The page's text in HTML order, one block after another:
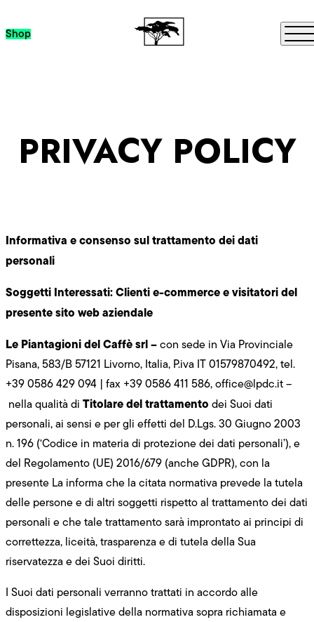
Passa al contenuto
Shop
PRIVACY POLICY
Informativa e consenso sul trattamento dei dati
personali
Soggetti Interessati:Clienti e-commerce e visitatori del
presente sito web aziendale
Le Piantagioni del Caffè srl –con sede in Via Provinciale
Pisana, 583/B 57121 Livorno, Italia, P.iva IT 01579870492, tel.
+39 0586 429 094 | fax +39 0586 411 586,office@lpdc.it–
nella qualità di Titolare del trattamento dei Suoi dati
personali, ai sensi e per gli effetti del D.Lgs. 30 Giugno 2003
n. 196 (‘Codice in materia di protezione dei dati personali’), e
del Regolamento (UE) 2016/679 (anche GDPR), con la
presente La informa che la citata normativa prevede la tutela
delle persone e di altri soggetti rispetto al trattamento dei dati
personali e che tale trattamento sarà improntato ai principi di
correttezza, liceità, trasparenza e di tutela della Sua
riservatezza e dei Suoi diritti.
I Suoi dati personali verranno trattati in accordo alle
disposizioni legislative della normativa sopra richiamata e